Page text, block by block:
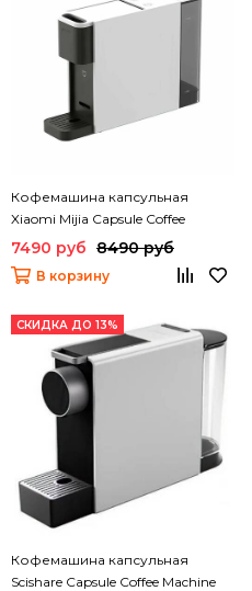
Кофемашина капсульная
Xiaomi Mijia Capsule Coffee
Machine S1301
7490 руб 8490 руб
В корзину
СКИДКА ДО 13%
Кофемашина капсульная
Scishare Capsule Coffee Machine